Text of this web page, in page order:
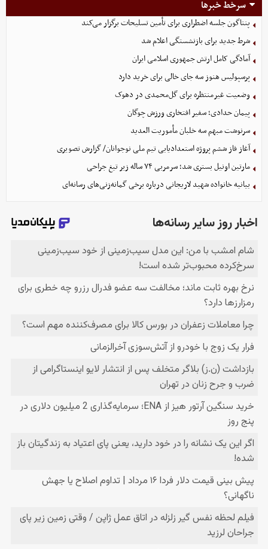
سرخط خبرها
پنتاگون جلسه اضطراری برای تأمین تسلیحات برگزار می‌کند
شرط جدید برای بازنشستگی اعلام شد
آمادگی کامل ارتش جمهوری اسلامی ایران
پرسپولیس هنوز سه جای خالی برای خرید دارد
وضعیت غیرمنتظره برای گل‌محمدی در دهوک
پیمان حدادی؛ سفیر افتخاری ورزش چوگان
سرنوشت مبهم سه خلبان مأموریت العدید
آغاز فاز ششم پروژه استعدادیابی تیم ملی نوجوانان/ گزارش تصویری
مارتین اونیل بستری شد؛ سرمربی ۷۴ ساله زیر تیغ جراحی
بیانیه خانواده شهید لاریجانی درباره برخی گمانه‌زنی‌های رسانه‌ای